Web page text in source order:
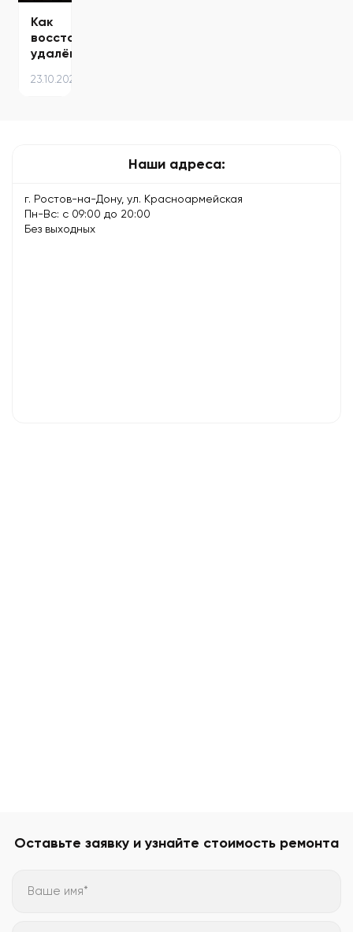
Как
восстановить
удалённые
на
23.10.2025
Наши адреса:
г. Ростов-на-Дону, ул. Красноармейская
Пн-Вс: с 09:00 до 20:00
Без выходных
Оставьте заявку и узнайте стоимость ремонта
Ваше имя*